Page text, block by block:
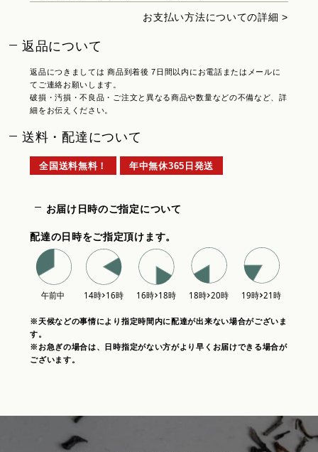
お支払い方法についての詳細 >
返品について
返品につきましては 商品到着後 7日間以内にお電話またはメールに
てご連絡お願いします。
破損・汚損・不良品・ご注文と異なる商品や数量などの不備など、詳
細をお伝えください。
送料・配達について
全国送料無料！ 年中無休365日発送
お届け日時のご指定について
配達の日時をご指定頂けます。
※天候などの事情により指定時間内に配達が出来ない場合がございま
す。
※お急ぎの場合は、日時指定がない方がより早くお届けできる場合が
ございます。